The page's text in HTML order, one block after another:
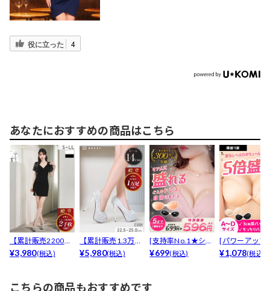
役に立った 4
あなたにおすすめの商品はこちら
【累計販売2200枚
以上】SEXYカシ...
¥3,980(税込)
【累計販売1.3万足
突破】「キラキラ
¥5,980(税込)
[支持率No.1★シリ
コン100％ヌー...
¥699(税込)
[パワーアップ
最強5倍盛りア
¥1,078(税込)
こちらの商品もおすすめです